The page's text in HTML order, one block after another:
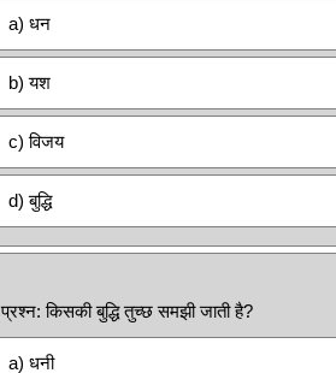
a) धन
b) यश
c) विजय
d) बुद्धि
प्रश्न: किसकी बुद्धि तुच्छ समझी जाती है?
a) धनी